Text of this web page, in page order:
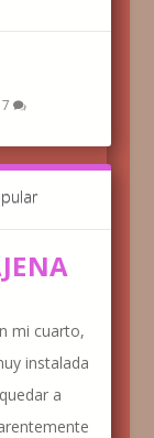
7
mi cuarto,
instalada
a